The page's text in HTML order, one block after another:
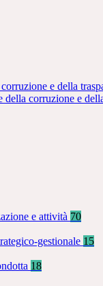
e della
della corruzione e
e attività 70
gestionale 15
18